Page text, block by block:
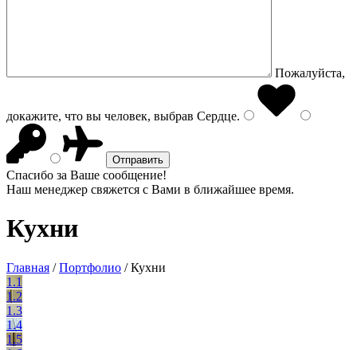
Пожалуйста,
докажите, что вы человек, выбрав Сердце.
Спасибо за Ваше сообщение!
Наш менеджер свяжется с Вами в ближайшее время.
Кухни
Главная /Портфолио /Кухни
1.1
1.2
1.3
1.4
1.5